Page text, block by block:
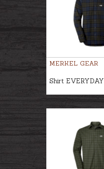
MERKEL GEAR
Shirt EVERYDAY